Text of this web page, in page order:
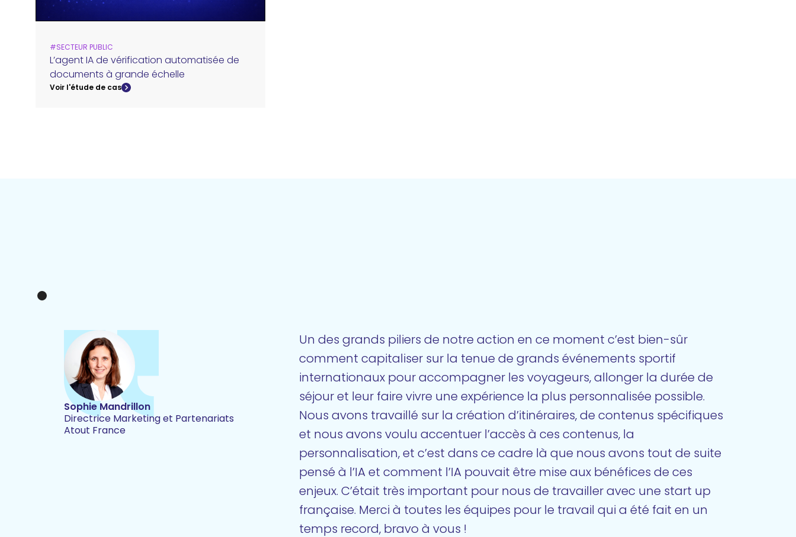
#SECTEUR PUBLIC
L’agent IA de vérification automatisée de
documents à grande échelle
Voir l'étude de cas
Sophie Mandrillon
Directrice Marketing et Partenariats
Atout France
Un des grands piliers de notre action en ce moment c’est bien-sûr
comment capitaliser sur la tenue de grands événements sportif
internationaux pour accompagner les voyageurs, allonger la durée de
séjour et leur faire vivre une expérience la plus personnalisée possible.
Nous avons travaillé sur la création d’itinéraires, de contenus spécifiques
et nous avons voulu accentuer l’accès à ces contenus, la
personnalisation, et c’est dans ce cadre là que nous avons tout de suite
pensé à l’IA et comment l’IA pouvait être mise aux bénéfices de ces
enjeux. C’était très important pour nous de travailler avec une start up
française. Merci à toutes les équipes pour le travail qui a été fait en un
temps record, bravo à vous !